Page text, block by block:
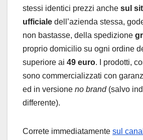
stessi identici prezzi anche sul
ufficiale dell’azienda stessa,
non bastasse, della spedizione
proprio domicilio su ogni ordine
superiore ai 49 euro. I prodotti,
sono commercializzati con
ed in versione no brand (salvo
differente).
Correte immediatamente sul